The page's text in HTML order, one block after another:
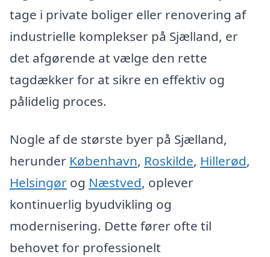
tage i private boliger eller renovering af
industrielle komplekser på Sjælland, er
det afgørende at vælge den rette
tagdækker for at sikre en effektiv og
pålidelig proces.
Nogle af de største byer på Sjælland,
herunder København, Roskilde, Hillerød,
Helsingør og Næstved, oplever
kontinuerlig byudvikling og
modernisering. Dette fører ofte til
behovet for professionelt